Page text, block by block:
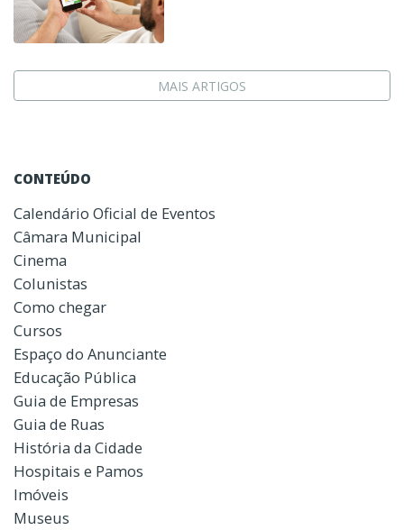
MAIS ARTIGOS
CONTEÚDO
Calendário Oficial de Eventos
Câmara Municipal
Cinema
Colunistas
Como chegar
Cursos
Espaço do Anunciante
Educação Pública
Guia de Empresas
Guia de Ruas
História da Cidade
Hospitais e Pamos
Imóveis
Museus